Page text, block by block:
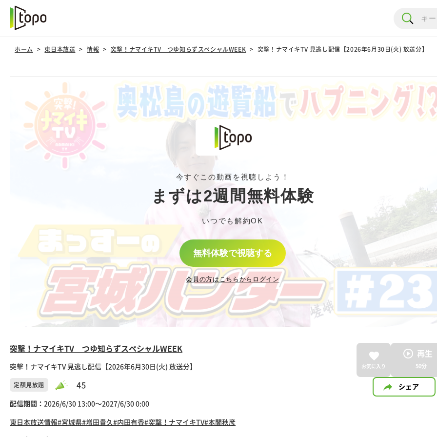
ホーム 東日本放送 情報 突撃！ナマイキTV つゆ知らずスペシャルWEEK 突撃！ナマイキTV 見逃し配信【2026年6月30日(火) 放送分】
今すぐこの動画を視聴しよう！
まずは2週間無料体験
いつでも解約OK
無料体験で視聴する
会員の方はこちらからログイン
突撃！ナマイキTV つゆ知らずスペシャルWEEK
突撃！ナマイキTV 見逃し配信【2026年6月30日(火) 放送分】
定額見放題 45
配信期間： 2026/6/30 13:00〜2027/6/30 0:00
お気に入り
再生
50分
シェア
東日本放送情報#宮城県#増田貴久 #内田有香#突撃！ナマイキTV#本間秋彦